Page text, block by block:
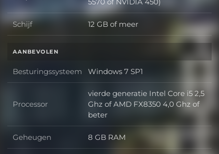
Schijf Schijf
12 GB of meer
AANBEVOLEN
Besturingssysteem Besturingssysteem
Windows 7 SP1
Processor Processor
vierde generatie Intel Core i5 2,5
Ghz of AMD FX8350 4,0 Ghz of
beter
Geheugen Geheugen
8 GB RAM